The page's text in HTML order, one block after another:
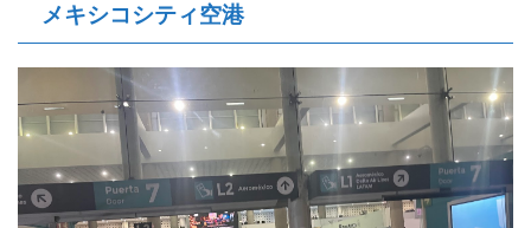
メキシコシティ空港